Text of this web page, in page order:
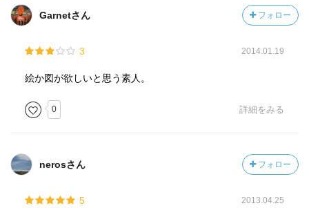
Garnetさん フォロー
3 2014.01.19
絵か図が欲しいと思う素人。
0 詳細をみる
nerosさん フォロー
5 2013.04.25